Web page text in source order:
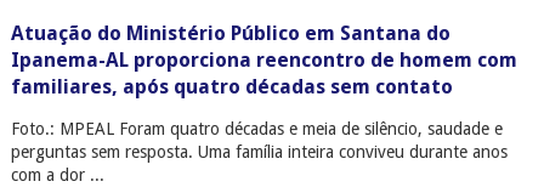
Atuação do Ministério Público em Santana do
Ipanema-AL proporciona reencontro de homem com
familiares, após quatro décadas sem contato
Foto.: MPEAL Foram quatro décadas e meia de silêncio, saudade e
perguntas sem resposta. Uma família inteira conviveu durante anos
com a dor ...